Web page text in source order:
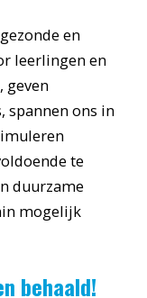
en
leerlingen en
geven
spannen ons in
te
duurzame
mogelijk
behaald!